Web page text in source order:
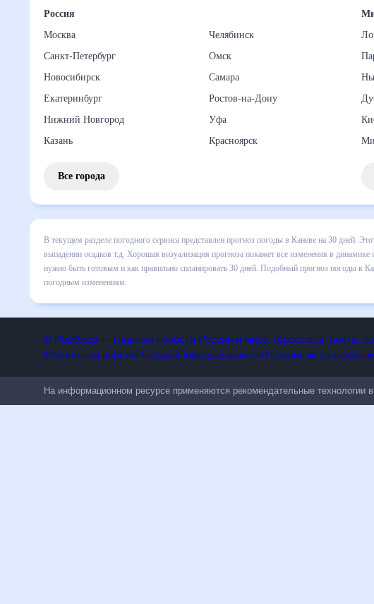
Россия
Москва
Санкт-Петербург
Новосибирск
Екатеринбург
Нижний Новгород
Казань
Челябинск
Омск
Самара
Ростов-на-Дону
Уфа
Красноярск
Все города
В текущем разделе погодного сервиса представлен прогноз погоды в
включает все сведения по дневной температуре , выпадении осадков
динамике и даст понять, какая будет погода в Каневе в ближайший
спланировать 30 дней. Подобный прогноз погоды в Каневе, Украина,
© Рамблер — главные новости России и мира, гороскопы,
На информационном ресурсе применяются рекомендательные